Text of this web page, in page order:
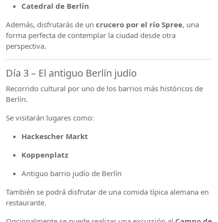
Catedral de Berlín
Además, disfrutarás de un crucero por el río Spree, una
forma perfecta de contemplar la ciudad desde otra
perspectiva.
Día 3 – El antiguo Berlín judío
Recorrido cultural por uno de los barrios más históricos de
Berlín.
Se visitarán lugares como:
Hackescher Markt
Koppenplatz
Antiguo barrio judío de Berlín
También se podrá disfrutar de una comida típica alemana en
restaurante.